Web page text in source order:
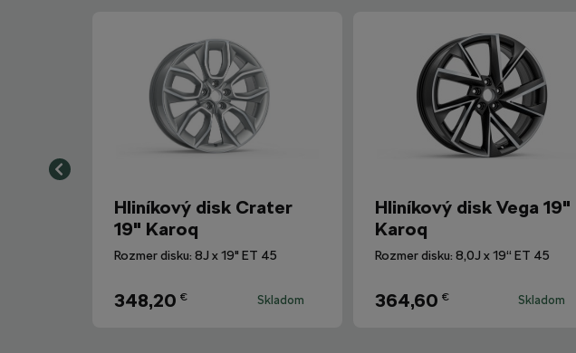
Hliníkový disk Crater
19" Karoq
Rozmer disku: 8J x 19" ET 45
348,20 € Skladom
Hliníkový disk Vega 19"
Karoq
Rozmer disku: 8,0J x 19“ ET 45
364,60 € Skladom